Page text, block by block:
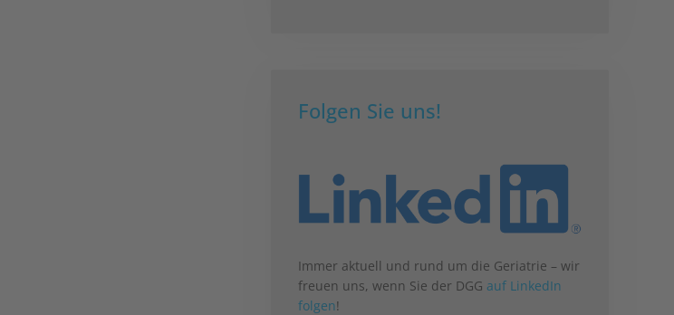
Folgen Sie uns!
Immer aktuell und rund um die Geriatrie – wir
freuen uns, wenn Sie der DGG auf LinkedIn
folgen!